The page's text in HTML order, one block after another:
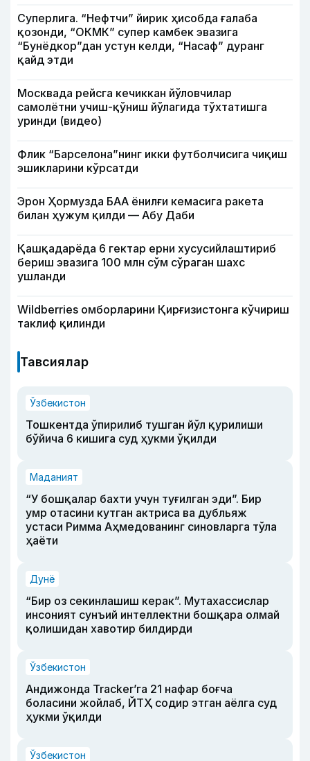
Суперлига. “Нефтчи” йирик ҳисобда ғалаба
қозонди, “ОКМК” супер камбек эвазига
“Бунёдкор”дан устун келди, “Насаф” дуранг
қайд этди
Москвада рейсга кечиккан йўловчилар
самолётни учиш-қўниш йўлагида тўхтатишга
уринди (видео)
Флик “Барселона”нинг икки футболчисига чиқиш
эшикларини кўрсатди
Эрон Ҳормузда БАА ёнилғи кемасига ракета
билан ҳужум қилди — Абу Даби
Қашқадарёда 6 гектар ерни хусусийлаштириб
бериш эвазига 100 млн сўм сўраган шахс
ушланди
Wildberries омборларини Қирғизистонга кўчириш
таклиф қилинди
Тавсиялар
Ўзбекистон
Тошкентда ўпирилиб тушган йўл қурилиши
бўйича 6 кишига суд ҳукми ўқилди
Маданият
“У бошқалар бахти учун туғилган эди”. Бир
умр отасини кутган актриса ва дубльяж
устаси Римма Аҳмедованинг синовларга тўла
ҳаёти
Дунё
“Бир оз секинлашиш керак”. Мутахассислар
инсоният сунъий интеллектни бошқара олмай
қолишидан хавотир билдирди
Ўзбекистон
Андижонда Tracker’га 21 нафар боғча
боласини жойлаб, ЙТҲ содир этган аёлга суд
ҳукми ўқилди
Ўзбекистон